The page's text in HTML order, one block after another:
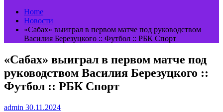
Home
Новости
«Сабах» выиграл в первом матче под руководством
Василия Березуцкого :: Футбол :: РБК Спорт
«Сабах» выиграл в первом матче под
руководством Василия Березуцкого ::
Футбол :: РБК Спорт
admin 30.11.2024